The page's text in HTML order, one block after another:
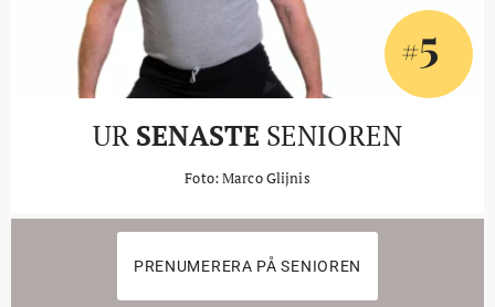
#5
UR SENASTE SENIOREN
Foto: Marco Glijnis
PRENUMERERA PÅ SENIOREN